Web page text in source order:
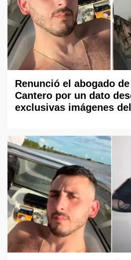
Renunció el abogado
Cantero por un dato
exclusivas imágenes